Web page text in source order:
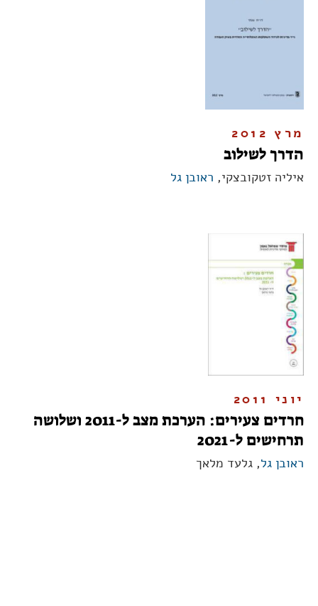
מרץ 2012
הדרך לשילוב
איליה זטקובצקי, ראובן גל
יוני 2011
חרדים צעירים: הערכת מצב ל-2011 ושלושה
תרחישים ל-2021
ראובן גל, גלעד מלאך